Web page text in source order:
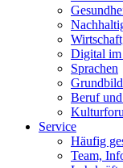
Digital
Sprachen
Beruf
Service
Häufig
Team,